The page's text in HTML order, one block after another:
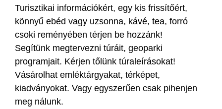
Turisztikai információkért, egy kis frissítőért,
könnyű ebéd vagy uzsonna, kávé, tea, forró
csoki reményében térjen be hozzánk!
Segítünk megtervezni túráit, geoparki
programjait. Kérjen tőlünk túraleírásokat!
Vásárolhat emléktárgyakat, térképet,
kiadványokat. Vagy egyszerűen csak pihenjen
meg nálunk.